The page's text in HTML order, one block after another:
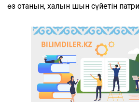
өз отанын, халқын шын сүйетін